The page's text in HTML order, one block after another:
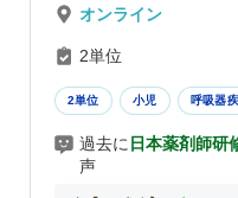
オンライン
2単位
2単位 小児 呼吸器
過去に 日本薬剤師研
声